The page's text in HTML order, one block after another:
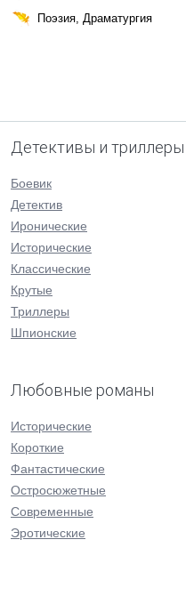
Поэзия, Драматургия
Детективы и триллеры
Боевик
Детектив
Иронические
Исторические
Классические
Крутые
Триллеры
Шпионские
Любовные романы
Исторические
Короткие
Фантастические
Остросюжетные
Современные
Эротические